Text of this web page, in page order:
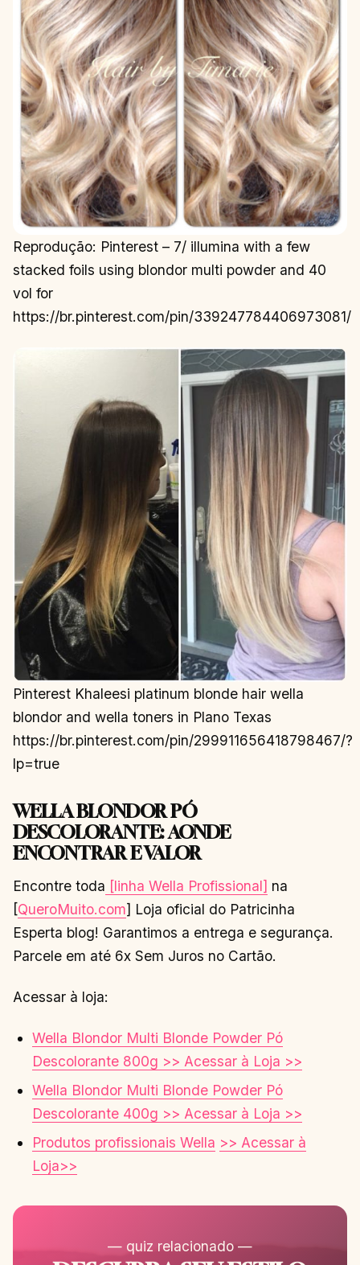
Reprodução: Pinterest – 7/ illumina with a few
stacked foils using blondor multi powder and 40
vol for
https://br.pinterest.com/pin/339247784406973081/
Pinterest Khaleesi platinum blonde hair wella
blondor and wella toners in Plano Texas
https://br.pinterest.com/pin/299911656418798467/?
lp=true
WELLA BLONDOR PÓ
DESCOLORANTE: AONDE
ENCONTRAR E VALOR
Encontre toda [linha Wella Profissional] na
[QueroMuito.com] Loja oficial do Patricinha
Esperta blog! Garantimos a entrega e segurança.
Parcele em até 6x Sem Juros no Cartão.
Acessar à loja:
Wella Blondor Multi Blonde Powder Pó
Descolorante 800g >> Acessar à Loja >>
Wella Blondor Multi Blonde Powder Pó
Descolorante 400g >> Acessar à Loja >>
Produtos profissionais Wella >> Acessar à
Loja>>
— quiz relacionado —